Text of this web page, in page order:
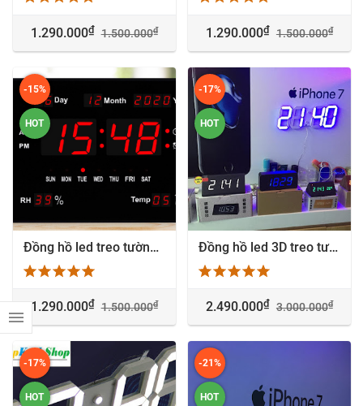
1.290.000₫ 1.500.000₫ 1.290.000₫ 1.500.000₫
-15%
HOT
Đồng hồ led treo tường Giờ : Phút số lớn - HB3320-2
1.290.000₫ 1.500.000₫
-17%
HOT
Đồng hồ led 3D treo tườngBlue - KH CTY TNHH LZ Management ( Tập thể hình Hà Nội)
2.490.000₫ 3.000.000₫
-17%
HOT
-21%
HOT